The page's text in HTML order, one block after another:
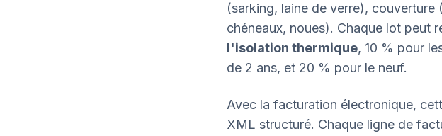
(sarking, laine de verre),
chéneaux, noues). Chaque lot peut
l'isolation thermique, 10 % pour
de 2 ans, et 20 % pour le neuf.
Avec la facturation électronique,
XML structuré. Chaque ligne de